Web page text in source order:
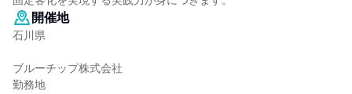
開催地
石川県
ブルーチップ株式会社
勤務地